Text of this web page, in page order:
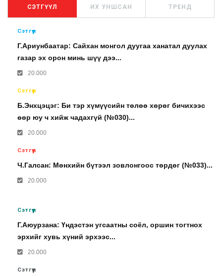
СЭТГҮҮЛ ИХ УНШСАН ТРЕНД
Сэтгүүл
Г.Ариунбаатар: Сайхан монгол дуугаа ханатал дуулах
газар эх орон минь шүү дээ...
20.000
Сэтгүүл
Б.Энхцэцэг: Би тэр хүмүүсийн төлөө хөрөг бичихээс
өөр юу ч хийж чадахгүй (№030)...
20.000
Сэтгүүл
Ч.Галсан: Мөнхийн бүтээл зовлонгоос төрдөг (№033)...
20.000
Сэтгүүл
Г.Аюурзана: Үндэстэн угсаатны соёл, оршин тогтнох
эрхийг хувь хүний эрхээс...
20.000
Сэтгүүл